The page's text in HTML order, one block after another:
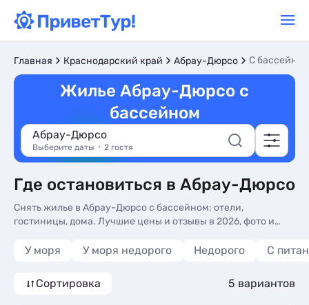
Главная Краснодарский край Абрау-Дюрсо С бассейном
Жилье Абрау-Дюрсо с
бассейном
Абрау-Дюрсо
Выберите даты 2 гостя
Где остановиться в Абрау-Дюрсо
Снять жилье в Абрау-Дюрсо с бассейном: отели,
гостиницы, дома. Лучшие цены и отзывы в 2026, фото и
бассейном в Абрау-Дюрсо - более 10 вариантов, от 3000
белья.
У моря У моря недорого Недорого С
Сортировка 5 вариантов